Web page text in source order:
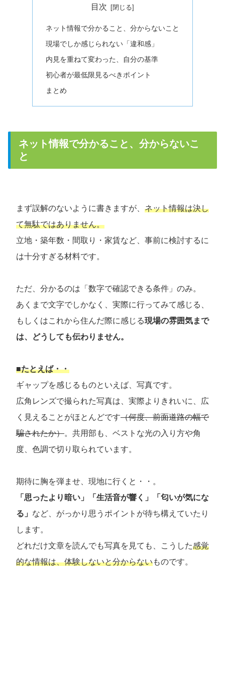
目次
ネット情報で分かること、分からないこと
現場でしか感じられない「違和感」
内見を重ねて変わった、自分の基準
初心者が最低限見るべきポイント
まとめ
ネット情報で分かること、分からないこ
と
まず誤解のないように書きますが、 ネット情報は決し
て無駄ではありません。
立地・築年数・間取り・家賃など、事前に検討するに
は十分すぎる材料です。
ただ、分かるのは「数字で確認できる条件」のみ。
あくまで文字でしかなく、実際に行ってみて感じる、
もしくはこれから住んだ際に感じる現場の雰囲気まで
は、どうしても伝わりません。
■たとえば・・
ギャップを感じるものといえば、写真です。
広角レンズで撮られた写真は、実際よりきれいに、広
く見えることがほとんどです（何度、前面道路の幅で
騙されたか）。共用部も、ベストな光の入り方や角
度、色調で切り取られています。
期待に胸を弾ませ、現地に行くと・・。
「思ったより暗い」「生活音が響く」「匂いが気にな
る」 など、がっかり思うポイントが待ち構えていたり
します。
どれだけ文章を読んでも写真を見ても、こうした感覚
的な情報は、体験しないと分からないものです。